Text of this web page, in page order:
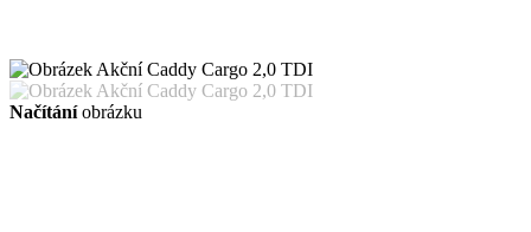
Načítáníobrázku